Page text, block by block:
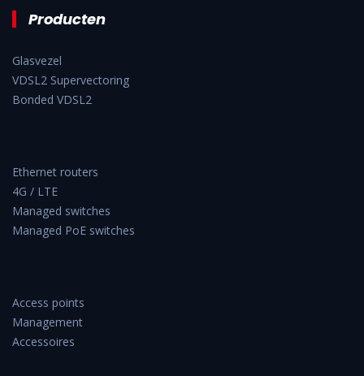
Producten
Glasvezel
VDSL2 Supervectoring
Bonded VDSL2
Ethernet routers
4G / LTE
Managed switches
Managed PoE switches
Access points
Management
Accessoires